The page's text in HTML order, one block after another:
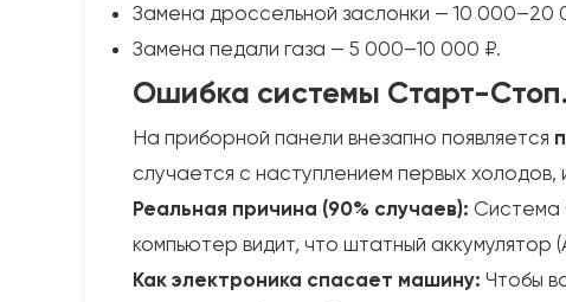
Замена дроссельной заслонки — 10 000–20
Замена педали газа — 5 000–10 000 ₽.
Ошибка системы Старт-
На приборной панели внезапно появляется
случается с наступлением первых холодов,
Реальная причина (90% случаев): Система
компьютер видит, что штатный аккумулятор
Как электроника спасает машину: Чтобы